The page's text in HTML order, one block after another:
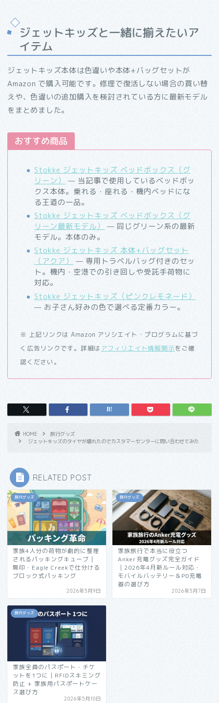
ジェットキッズと一緒に揃えたいア
イテム
ジェットキッズ本体は色違いや本体+バッグセットが
Amazon で購入可能です。修理で復活しない場合の買い替
えや、色違いの追加購入を検討されている方に最新モデル
をまとめました。
おすすめ商品
Stokke ジェットキッズ ベッドボックス（グ
リーン）
— 当記事で使用しているベッドボッ
クス本体。乗れる・座れる・機内ベッドにな
る王道の一品。
Stokke ジェットキッズ ベッドボックス（グ
リーン最新モデル）
— 同じグリーン系の最新
モデル。本体のみ。
Stokke ジェットキッズ 本体+バッグセット
（アクア）
— 専用トラベルバッグ付きのセッ
ト。機内・空港での引き回しや受託手荷物に
対応。
Stokke ジェットキッズ（ピンクレモネード）
— お子さん好みの色で選べる定番カラー。
※ 上記リンクは Amazon アソシエイト・プログラムに基づ
く広告リンクです。詳細は アフィリエイト情報開示をご確
認ください。
HOME
旅行グッズ
ジェットキッズのタイヤが壊れたのでカスタマーセンターに問い合わせてみた
RELATED POST
旅行グッズ
家族4人分の荷物が劇的に整理
されるパッキングキューブ｜
無印・Eagle Creekで仕分ける
ブロック式パッキング
2026年5月9日
旅行グッズ
家族旅行で本当に役立つ
Anker充電グッズ完全ガイド
｜2026年4月新ルール対応・
モバイルバッテリー＆PD充電
器の選び方
2026年5月7日
旅行グッズ
家族全員のパスポート・チケ
ットを1つに｜RFIDスキミング
防止 + 家族用パスポートケー
ス選び方
2026年5月10日